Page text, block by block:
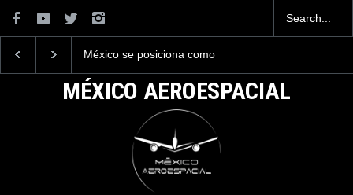
México se posiciona como
aeroespacial del mundo, al
superar los 13,600 millones
de dólares en exportaciones
la Armada de México
MÉXICO AEROESPACIAL